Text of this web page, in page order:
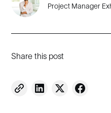
Project Manager
Share this post